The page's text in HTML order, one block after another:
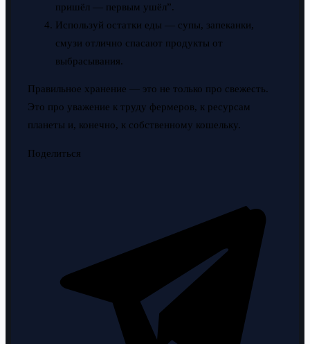
пришёл — первым ушёл”.
Используй остатки еды — супы, запеканки,
смузи отлично спасают продукты от
выбрасывания.
Правильное хранение — это не только про свежесть.
Это про уважение к труду фермеров, к ресурсам
планеты и, конечно, к собственному кошельку.
Поделиться